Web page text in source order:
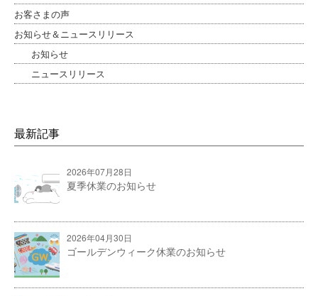
お客さまの声
お知らせ＆ニュースリリース
お知らせ
ニュースリリース
最新記事
2026年07月28日
夏季休業のお知らせ
2026年04月30日
ゴールデンウィーク休業のお知らせ